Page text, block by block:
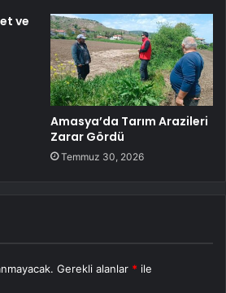
ve
Amasya’da Tarım Arazileri
Zarar Gördü
Temmuz 30, 2026
Gerekli alanlar * ile